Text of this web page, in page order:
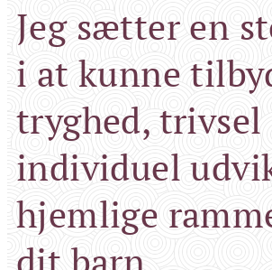
Jeg sætter en
i at kunne
tryghed, trivsel
individuel
hjemlige
dit barn.